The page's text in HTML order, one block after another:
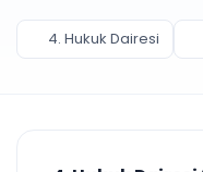
4. Hukuk Dairesi